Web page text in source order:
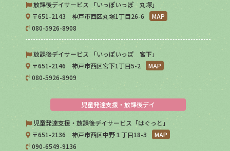
放課後デイサービス 「いっぽいっぽ 丸塚」
〒651-2143 神戸市西区丸塚1丁目26-6
MAP
080-5926-8908
放課後デイサービス 「いっぽいっぽ 宮下」
〒651-2146 神戸市西区宮下1丁目5-2
MAP
080-5926-8909
児童発達支援・放課後デイ
児童発達支援・放課後デイサービス「はぐっと」
〒651-2136 神戸市西区中野１丁目18-3
MAP
090-6549-9136